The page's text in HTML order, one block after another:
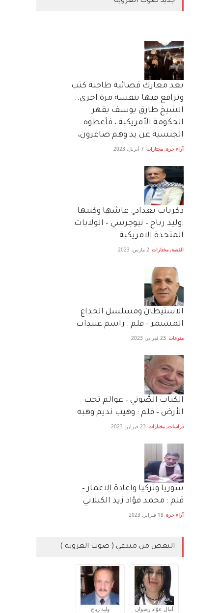
بعد معارك قضائية طاحنة كتب
وترافع فيها بنفسه مرة اخرى..
الشيخ طارق يوسف يقهر
الحكومة الأمريكية ، فأعطوه
الجنسية عن يد وهم صاغرون،
آراء حرة, مختارات 7 أبريل، 2023
دكريات بغداد ٍ: عاشها وكتبها
:وليد رباح – نيوجرسي – الولايات
المتحدة الامريكية
القصة, مختارات 2 مارس، 2023
الاستيطان ومسلسل الخداع
المستمر – قلم : راسم عبيدات
منوعات 23 فبراير، 2023
الكتاب الصَّوتي – عوالم تحت
الأرض – قلم : وهيب نديم وهبه
دراسات, مختارات 23 فبراير، 2023
سوريا وتركيا واعادة الاعمار –
قلم : محمد فؤاد زيد الكيلاني
آراء حرة 18 فبراير، 2023
البعض من مبدعي ( صوت العروبة )
آمال عوّاد رضوان وليد رباح